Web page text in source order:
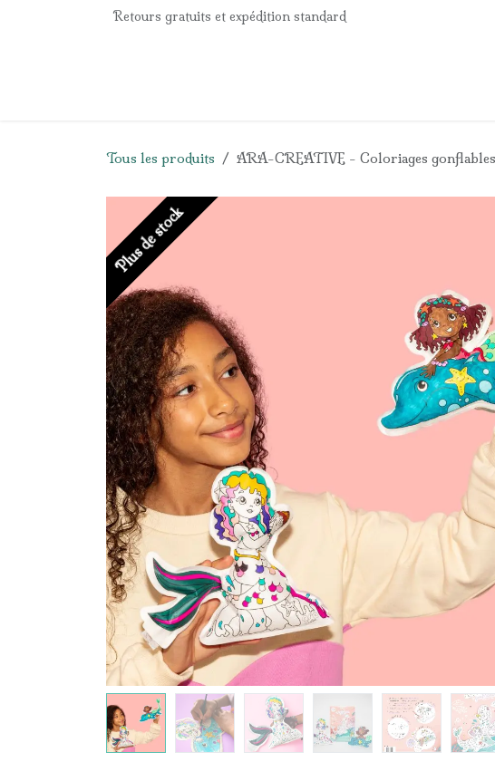
Se rendre au contenuRetours gratuits et expédition standard
Tous les produits ARA-CREATIVE - Coloriages
Plus de stock